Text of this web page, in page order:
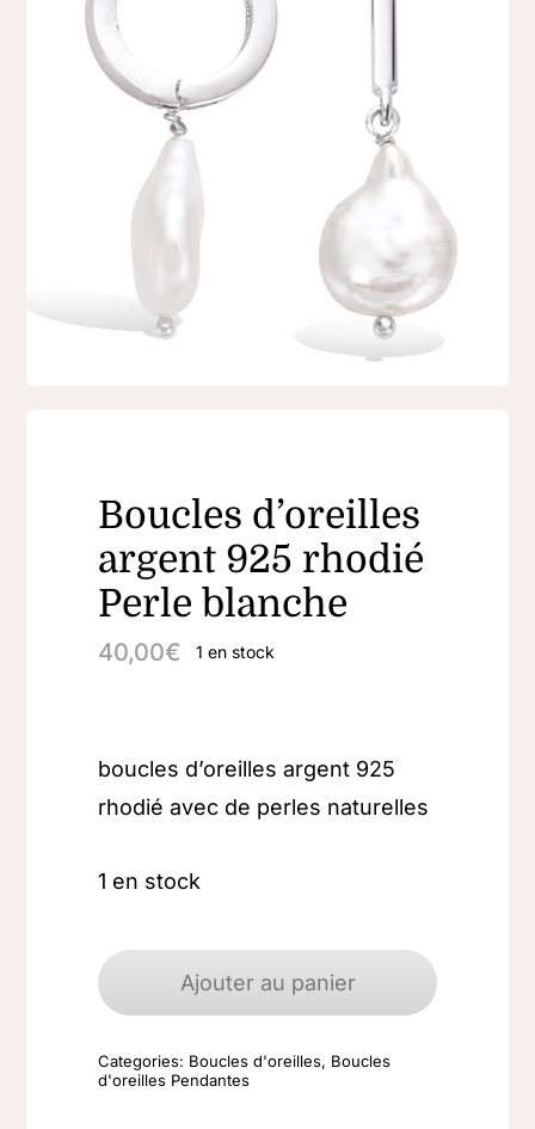
Boucles d’oreilles
argent 925 rhodié
Perle blanche
40,00€ 1 en stock
boucles d’oreilles argent 925
rhodié avec de perles naturelles
1 en stock
de
argent
Ajouter au panier
Categories: Boucles d'oreilles, Boucles
d'oreilles Pendantes